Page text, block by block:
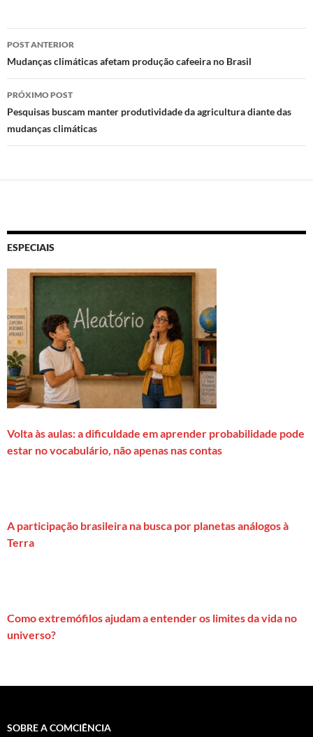
n o
k
p
p
Navegação
de
posts
POST ANTERIOR
Mudanças climáticas afetam produção cafeeira no Brasil
PRÓXIMO POST
Pesquisas buscam manter produtividade da agricultura diante das
mudanças climáticas
ESPECIAIS
Volta às aulas: a dificuldade em aprender probabilidade pode
estar no vocabulário, não apenas nas contas
A participação brasileira na busca por planetas análogos à
Terra
Como extremófilos ajudam a entender os limites da vida no
universo?
SOBRE A COMCIÊNCIA